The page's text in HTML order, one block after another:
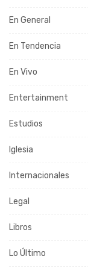
En General
En Tendencia
En Vivo
Entertainment
Estudios
Iglesia
Internacionales
Legal
Libros
Lo Último